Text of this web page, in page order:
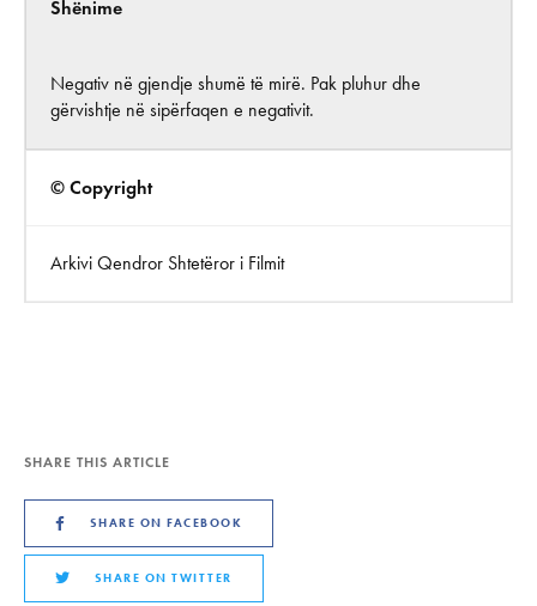
Shënime
Negativ në gjendje shumë të mirë. Pak pluhur dhe
gërvishtje në sipërfaqen e negativit.
© Copyright
Arkivi Qendror Shtetëror i Filmit
SHARE THIS ARTICLE
SHARE ON FACEBOOK
SHARE ON TWITTER